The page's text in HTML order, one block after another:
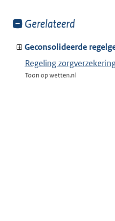
Toon
van:
Gerelateerd
Geconsolideerde
Regeling
Toon op wetten.nl